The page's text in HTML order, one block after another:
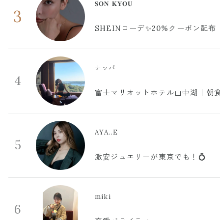
3
𝐒𝐎𝐍 𝐊𝐘𝐎𝐔
SHEINコーデ✨20%クーポン配布
4
ナッパ
富士マリオットホテル山中湖｜朝
5
AYA..E
激安ジュエリーが東京でも！💍
6
miki